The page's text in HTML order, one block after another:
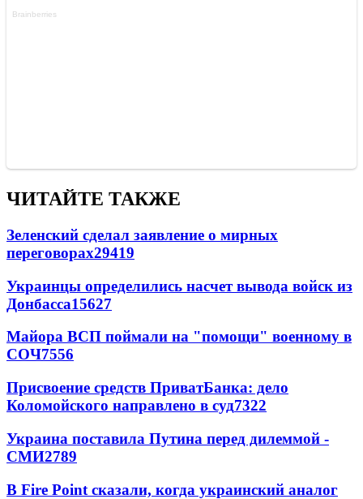
ЧИТАЙТЕ ТАКЖЕ
Зеленский сделал заявление о мирных
переговорах29419
Украинцы определились насчет вывода войск из
Донбасса15627
Майора ВСП поймали на "помощи" военному в
СОЧ7556
Присвоение средств ПриватБанка: дело
Коломойского направлено в суд7322
Украина поставила Путина перед дилеммой -
СМИ2789
В Fire Point сказали, когда украинский аналог